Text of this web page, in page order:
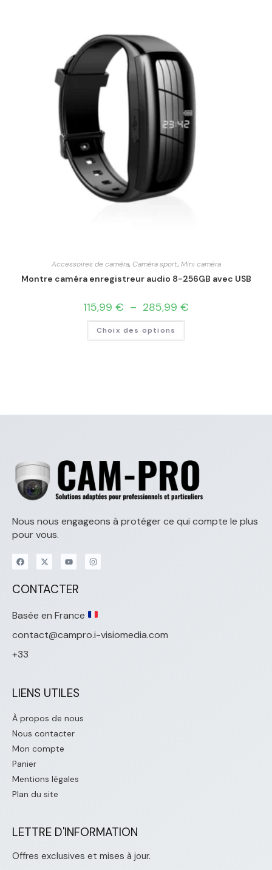
Accessoires de caméra, Caméra sport, Mini caméra
Montre caméra enregistreur audio 8-256GB avec USB
115,99 € – 285,99 €
Choix des options
Nous nous engageons à protéger ce qui compte le plus
pour vous.
CONTACTER
Basée en France
contact@campro.i-visiomedia.com
+33
LIENS UTILES
À propos de nous
Nous contacter
Mon compte
Panier
Mentions légales
Plan du site
LETTRE D'INFORMATION
Offres exclusives et mises à jour.